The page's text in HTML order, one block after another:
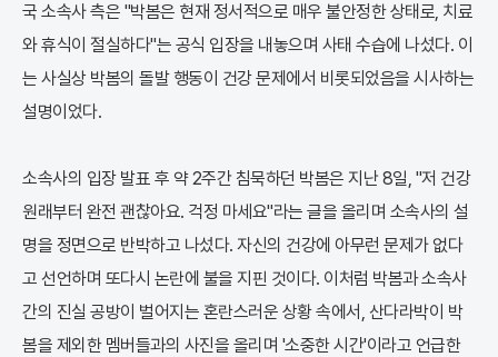
국 소속사 측은 "박봄은 현재 정서적으로 매우 불안정한 상태로, 치료
와 휴식이 절실하다"는 공식 입장을 내놓으며 사태 수습에 나섰다. 이
는 사실상 박봄의 돌발 행동이 건강 문제에서 비롯되었음을 시사하는
설명이었다.
소속사의 입장 발표 후 약 2주간 침묵하던 박봄은 지난 8일, "저 건강
원래부터 완전 괜찮아요. 걱정 마세요"라는 글을 올리며 소속사의 설
명을 정면으로 반박하고 나섰다. 자신의 건강에 아무런 문제가 없다
고 선언하며 또다시 논란에 불을 지핀 것이다. 이처럼 박봄과 소속사
간의 진실 공방이 벌어지는 혼란스러운 상황 속에서, 산다라박이 박
봄을 제외한 멤버들과의 사진을 올리며 '소중한 시간'이라고 언급한